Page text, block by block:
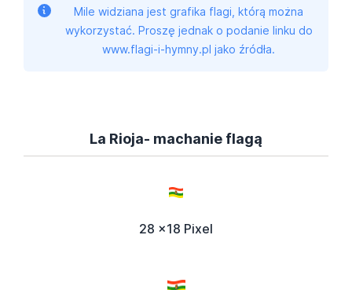
Mile widziana jest grafika flagi, którą można
wykorzystać. Proszę jednak o podanie linku do
www.flagi-i-hymny.pl jako źródła.
La Rioja- machanie flagą
28 x18 Pixel